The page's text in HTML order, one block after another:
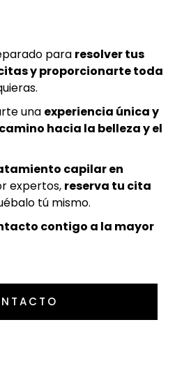
para resolver tus
y proporcionarte toda
una experiencia única y
hacia la belleza y el
capilar en
expertos, reserva tu cita
tú mismo.
contigo a la mayor